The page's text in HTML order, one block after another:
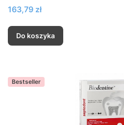
Cena
163,79 zł
Do koszyka
Bestseller